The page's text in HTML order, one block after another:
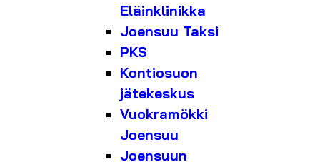
Eläinklinikka
Joensuu Taksi
PKS
Kontiosuon
jätekeskus
Vuokramökki
Joensuu
Joensuun